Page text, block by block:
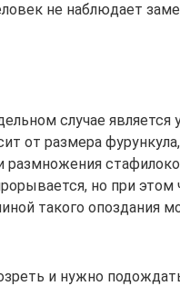
не наблюдает
случае
от размера
размножения
но при
такого опоздания
и нужно